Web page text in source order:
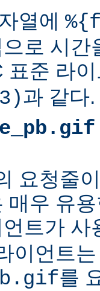
열에
로 시간
표준 라
과 같다.
요청줄
매우 유
트가
이언트
를